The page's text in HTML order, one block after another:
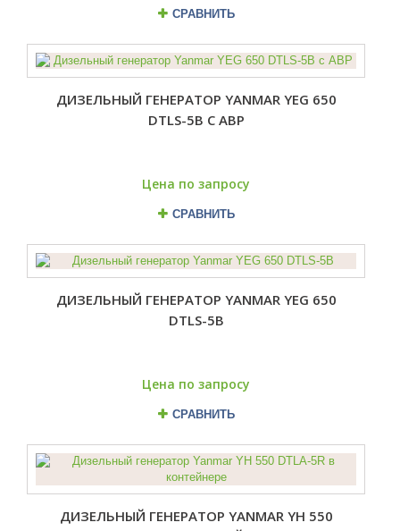
СРАВНИТЬ
ДИЗЕЛЬНЫЙ ГЕНЕРАТОР YANMAR YEG 650
DTLS-5B С АВР
Цена по запросу
СРАВНИТЬ
ДИЗЕЛЬНЫЙ ГЕНЕРАТОР YANMAR YEG 650
DTLS-5B
Цена по запросу
СРАВНИТЬ
ДИЗЕЛЬНЫЙ ГЕНЕРАТОР YANMAR YH 550